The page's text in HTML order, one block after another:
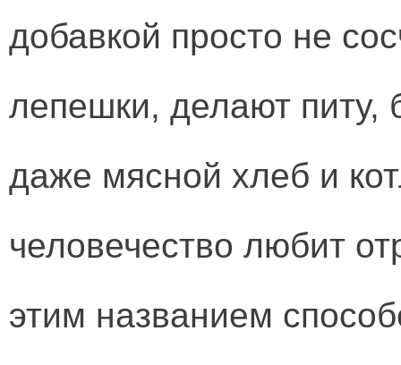
добавкой просто не
лепешки, делают питу,
даже мясной хлеб и
человечество любит
этим названием